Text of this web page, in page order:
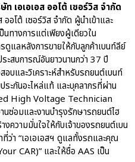
เอเอเอส ออโต้ เซอร์วิส จำกัด
อโต้ เซอร์วิส จำกัด ผู้นำเข้าและ
ทางการแต่เพียงผู้เดียวใน
ดูแลหลังการขายให้กับลูกค้าเบนท์ลีย์
ะสบการณ์อันยาวนานกว่า 37 ปี
บและวิเคราะห์สำหรับรถยนต์เบนท์
ระกันอะไหล่แท้ และบุคลากรที่ผ่าน
High Voltage Technician
นซ่อมและงานบำรุงรักษารถยนต์ไฮ
ความมั่นใจให้กับเจ้าของรถยนต์เบน
ว่า “เอเอเอสฯ ดูแลทั้งรถและคุณ
CAR)” และให้ชื่อ AAS เป็น